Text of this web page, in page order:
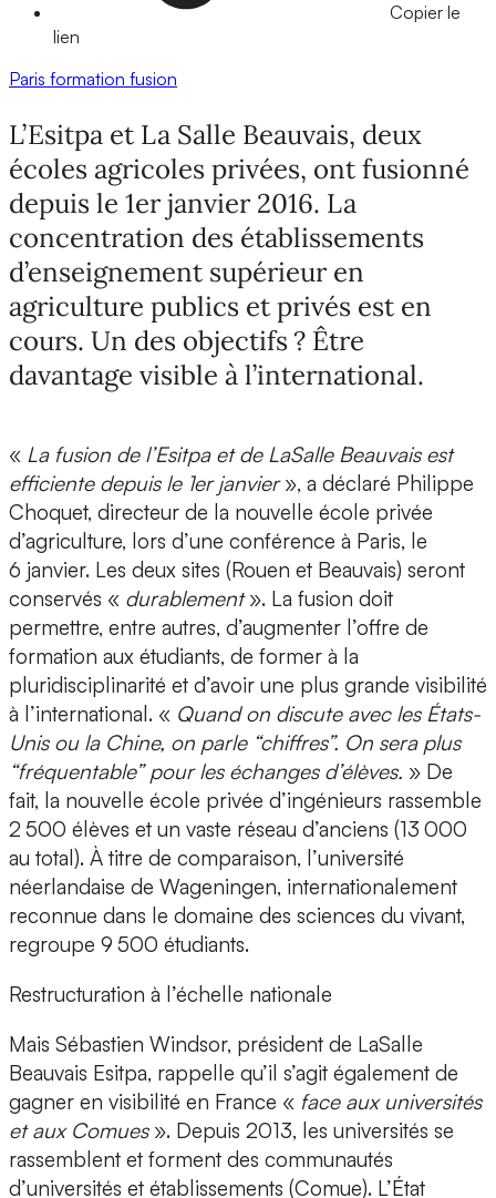
Copier le
lien
Paris formation fusion
L’Esitpa et La Salle Beauvais, deux
écoles agricoles privées, ont fusionné
depuis le 1er janvier 2016. La
concentration des établissements
d’enseignement supérieur en
agriculture publics et privés est en
cours. Un des objectifs ? Être
davantage visible à l’international.
« La fusion de l’Esitpa et de LaSalle Beauvais est
efficiente depuis le 1er janvier», a déclaré Philippe
Choquet, directeur de la nouvelle école privée
d’agriculture, lors d’une conférence à Paris, le
6 janvier. Les deux sites (Rouen et Beauvais) seront
conservés « durablement». La fusion doit
permettre, entre autres, d’augmenter l’offre de
formation aux étudiants, de former à la
pluridisciplinarité et d’avoir une plus grande visibilité
à l’international. « Quand on discute avec les États-
Unis ou la Chine, on parle “chiffres”. On sera plus
“fréquentable” pour les échanges d’élèves. » De
fait, la nouvelle école privée d’ingénieurs rassemble
2 500 élèves et un vaste réseau d’anciens (13 000
au total). À titre de comparaison, l’université
néerlandaise de Wageningen, internationalement
reconnue dans le domaine des sciences du vivant,
regroupe 9 500 étudiants.
Restructuration à l’échelle nationale
Mais Sébastien Windsor, président de LaSalle
Beauvais Esitpa, rappelle qu’il s’agit également de
gagner en visibilité en France « face aux universités
et aux Comues». Depuis 2013, les universités se
rassemblent et forment des communautés
d’universités et établissements (Comue). L’État